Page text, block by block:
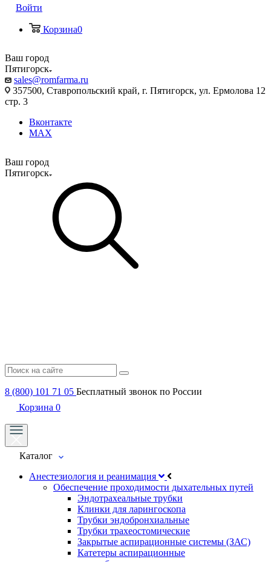
Войти
Корзина0
Ваш город
Пятигорск
sales@romfarma.ru
357500, Ставропольский край, г. Пятигорск, ул. Ермолова 12
стр. 3
Вконтакте
MAX
Ваш город
Пятигорск
8 (800) 101 71 05 Бесплатный звонок по России
Корзина 0
Каталог
Анестезиология и реанимация
Обеспечение проходимости дыхательных путей
Эндотрахеальные трубки
Клинки для ларингоскопа
Трубки эндобронхиальные
Трубки трахеостомические
Закрытые аспирационные системы (ЗАС)
Катетеры аспирационные